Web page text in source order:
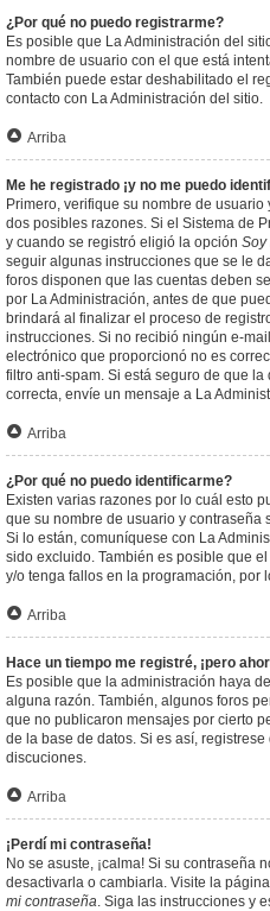
¿Por qué no puedo registrarme?
Es posible que La Administración del
nombre de usuario con el que está
También puede estar deshabilitado el
contacto con La Administración del sitio.
Arriba
Me he registrado ¡y no me puedo
Primero, verifique su nombre de
dos posibles razones. Si el Sistema de
y cuando se registró eligió la opción Soy
seguir algunas instrucciones que se le
foros disponen que las cuentas deben
por La Administración, antes de que
brindará al finalizar el proceso de
instrucciones. Si no recibió ningún e-
electrónico que proporcionó no es
filtro anti-spam. Si está seguro de que
correcta, envíe un mensaje a La
Arriba
¿Por qué no puedo identificarme?
Existen varias razones por lo cuál esto
que su nombre de usuario y contraseña
Si lo están, comuníquese con La
sido excluido. También es posible que
y/o tenga fallos en la programación, por
Arriba
Hace un tiempo me registré, ¡pero
Es posible que la administración haya
alguna razón. También, algunos foros
que no publicaron mensajes por cierto
de la base de datos. Si es así,
discuciones.
Arriba
¡Perdí mi contraseña!
No se asuste, ¡calma! Si su contraseña
desactivarla o cambiarla. Visite la
mi contraseña. Siga las instrucciones y